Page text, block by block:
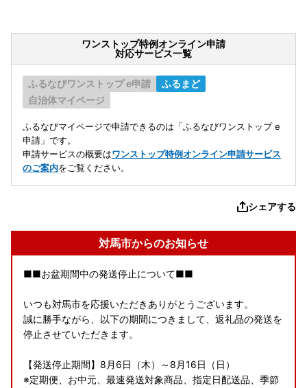
ワンストップ特例オンライン申請
対応サービス一覧
ふるなびワンストップ e申請
ふるまど
自治体マイページ
ふるなびマイページで申請できるのは「ふるなびワンストップ e
申請」です。
申請サービスの概要はワンストップ特例オンライン申請サービス
のご案内をご覧ください。
シェアする
対馬市からのお知らせ
■■お盆期間中の発送停止について■■
いつも対馬市を応援いただきありがとうございます。
誠に勝手ながら、以下の期間につきまして、返礼品の発送を
停止させていただきます。
【発送停止期間】8月6日（木）～8月16日（日）
※定期便、お中元、最速発送対象商品、指定日配送品、季節